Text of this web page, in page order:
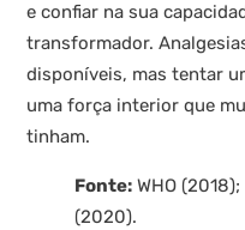
e confiar na sua
transformador.
disponíveis, mas tentar
uma força interior que
tinham.
Fonte: WHO (2018);
(2020).